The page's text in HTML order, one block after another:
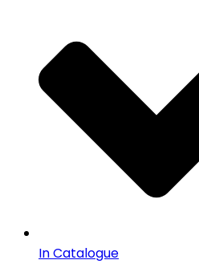
In Catalogue